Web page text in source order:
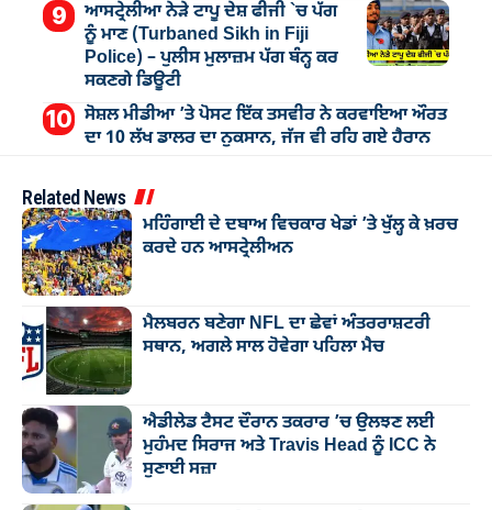
ਆਸਟ੍ਰੇਲੀਆ ਨੇੜੇ ਟਾਪੂ ਦੇਸ਼ ਫੀਜੀ `ਚ ਪੱਗ
ਨੂੰ ਮਾਣ (Turbaned Sikh in Fiji
Police) – ਪੁਲੀਸ ਮੁਲਾਜ਼ਮ ਪੱਗ ਬੰਨ੍ਹ ਕਰ
ਸਕਣਗੇ ਡਿਊਟੀ
ਸੋਸ਼ਲ ਮੀਡੀਆ ’ਤੇ ਪੋਸਟ ਇੱਕ ਤਸਵੀਰ ਨੇ ਕਰਵਾਇਆ ਔਰਤ
ਦਾ 10 ਲੱਖ ਡਾਲਰ ਦਾ ਨੁਕਸਾਨ, ਜੱਜ ਵੀ ਰਹਿ ਗਏ ਹੈਰਾਨ
Related News
ਮਹਿੰਗਾਈ ਦੇ ਦਬਾਅ ਵਿਚਕਾਰ ਖੇਡਾਂ ’ਤੇ ਖੁੱਲ੍ਹ ਕੇ ਖ਼ਰਚ
ਕਰਦੇ ਹਨ ਆਸਟ੍ਰੇਲੀਅਨ
ਮੈਲਬਰਨ ਬਣੇਗਾ NFL ਦਾ ਛੇਵਾਂ ਅੰਤਰਰਾਸ਼ਟਰੀ
ਸਥਾਨ, ਅਗਲੇ ਸਾਲ ਹੋਵੇਗਾ ਪਹਿਲਾ ਮੈਚ
ਐਡੀਲੇਡ ਟੈਸਟ ਦੌਰਾਨ ਤਕਰਾਰ ’ਚ ਉਲਝਣ ਲਈ
ਮੁਹੰਮਦ ਸਿਰਾਜ ਅਤੇ Travis Head ਨੂੰ ICC ਨੇ
ਸੁਣਾਈ ਸਜ਼ਾ